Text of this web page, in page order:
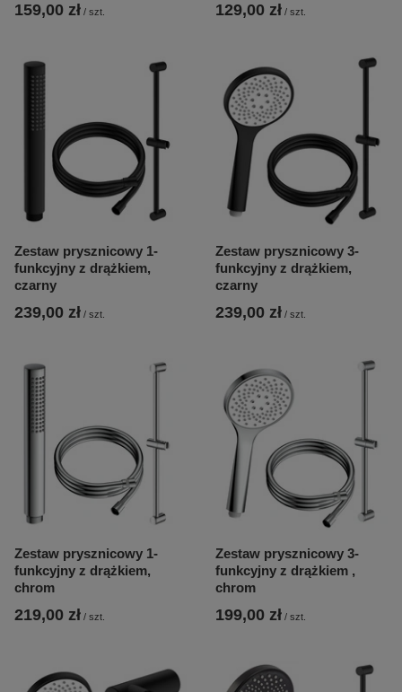
159,00 zł / szt. 129,00 zł / szt.
Zestaw prysznicowy 1-
funkcyjny z drążkiem,
czarny
239,00 zł / szt.
Zestaw prysznicowy 3-
funkcyjny z drążkiem,
czarny
239,00 zł / szt.
Zestaw prysznicowy 1-
funkcyjny z drążkiem,
chrom
219,00 zł / szt.
Zestaw prysznicowy 3-
funkcyjny z drążkiem ,
chrom
199,00 zł / szt.